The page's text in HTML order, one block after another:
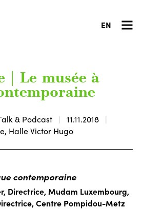
EN
| Le musée à
& Podcast
11.11.2018
Halle Victor Hugo
contemporaine
Directrice, Mudam Luxembourg,
Centre Pompidou-Metz